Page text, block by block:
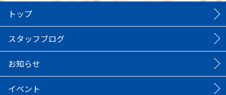
トップ
スタッフブログ
お知らせ
イベント